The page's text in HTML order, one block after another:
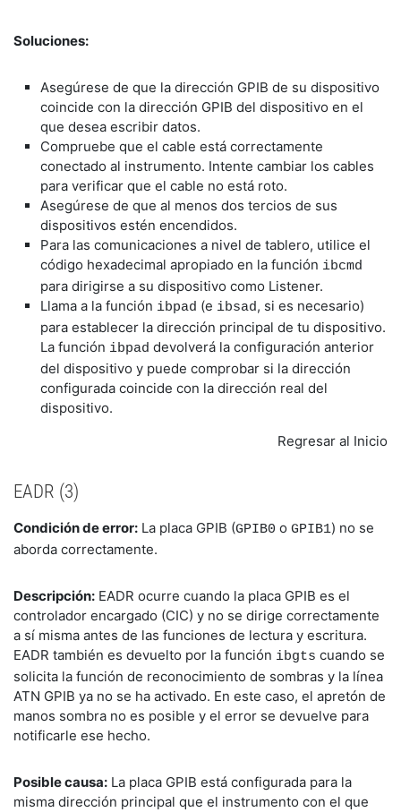
Soluciones:
Asegúrese de que la dirección GPIB de su dispositivo
coincide con la dirección GPIB del dispositivo en el
que desea escribir datos.
Compruebe que el cable está correctamente
conectado al instrumento. Intente cambiar los cables
para verificar que el cable no está roto.
Asegúrese de que al menos dos tercios de sus
dispositivos estén encendidos.
Para las comunicaciones a nivel de tablero, utilice el
código hexadecimal apropiado en la función ibcmd
para dirigirse a su dispositivo como Listener.
Llama a la función ibpad (e ibsad, si es necesario)
para establecer la dirección principal de tu dispositivo.
La función ibpad devolverá la configuración anterior
del dispositivo y puede comprobar si la dirección
configurada coincide con la dirección real del
dispositivo.
Regresar al Inicio
EADR (3)
Condición de error: La placa GPIB (GPIB0 o GPIB1) no se
aborda correctamente.
Descripción: EADR ocurre cuando la placa GPIB es el
controlador encargado (CIC) y no se dirige correctamente
a sí misma antes de las funciones de lectura y escritura.
EADR también es devuelto por la función ibgts cuando se
solicita la función de reconocimiento de sombras y la línea
ATN GPIB ya no se ha activado. En este caso, el apretón de
manos sombra no es posible y el error se devuelve para
notificarle ese hecho.
Posible causa: La placa GPIB está configurada para la
misma dirección principal que el instrumento con el que